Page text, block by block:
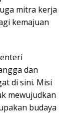
mitra kerja
kemajuan
dan
di sini. Misi
mewujudkan
budaya